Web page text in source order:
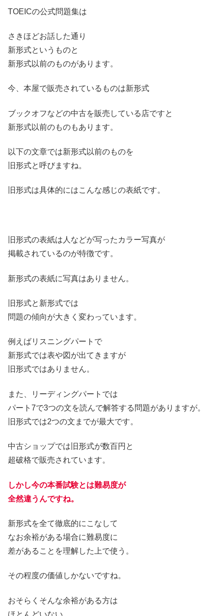
TOEICの公式問題集は
さきほどお話した通り
新形式というものと
新形式以前のものがあります。
今、本屋で販売されているものは新形式
ブックオフなどの中古を販売している店ですと
新形式以前のものもあります。
以下の文章では新形式以前のものを
旧形式と呼びますね。
旧形式は具体的にはこんな感じの表紙です。
旧形式の表紙は人などが写ったカラー写真が
掲載されているのが特徴です。
新形式の表紙に写真はありません。
旧形式と新形式では
問題の傾向が大きく変わっています。
例えばリスニングパートで
新形式では表や図が出てきますが
旧形式ではありません。
また、リーディングパートでは
パート7で3つの文を読んで解答する問題がありますが。
旧形式では2つの文までが最大です。
中古ショップでは旧形式が数百円と
超破格で販売されています。
しかし今の本番試験とは難易度が
全然違うんですね。
新形式を全て徹底的にこなして
なお余裕がある場合に難易度に
差があることを理解した上で使う。
その程度の価値しかないですね。
おそらくそんな余裕がある方は
ほとんどいない。